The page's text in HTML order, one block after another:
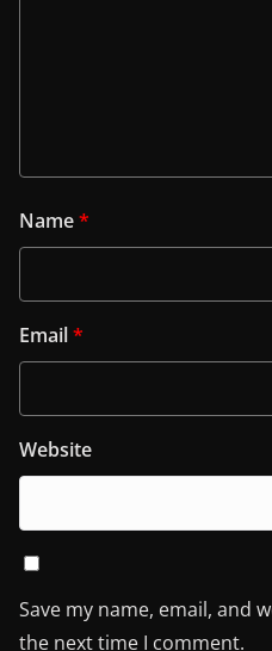
Name*
Email*
Website
Save my name, email, and
the next time I comment.